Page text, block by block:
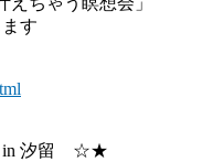
す
in 汐留 ☆★